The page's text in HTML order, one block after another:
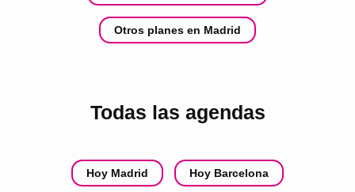
Otros planes en Madrid
Todas las agendas
Hoy Madrid Hoy Barcelona